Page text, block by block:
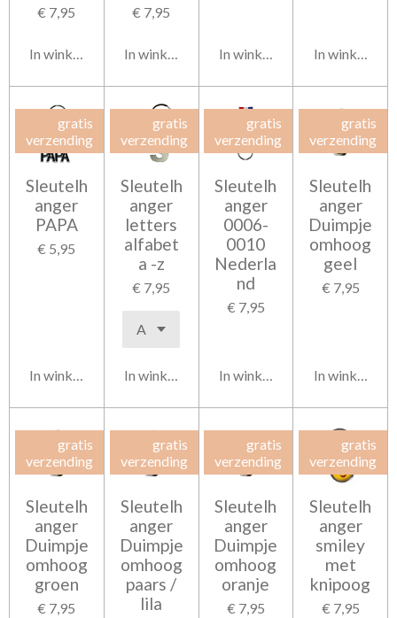
€ 7,95
In winkelwagen
€ 7,95
In winkelwagen In winkelwagen In
gratis
verzending
Sleutelh
anger
PAPA
€ 5,95
In winkelwagen
gratis
verzending
Sleutelh
anger
letters
alfabet
a -z
€ 7,95
In winkelwagen
gratis
verzending
Sleutelh
anger
0006-
0010
Nederla
nd
€ 7,95
In winkelwagen
gratis
verzending
Sleutelh
anger
Duimpje
omhoog
geel
€ 7,95
In
gratis
verzending
Sleutelh
anger
Duimpje
omhoog
groen
€ 7,95
gratis
verzending
Sleutelh
anger
Duimpje
omhoog
paars /
lila
gratis
verzending
Sleutelh
anger
Duimpje
omhoog
oranje
€ 7,95
gratis
verzending
Sleutelh
anger
smiley
met
knipoog
€ 7,95